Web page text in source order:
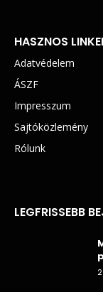
HASZNOS
Adatvédelem
ÁSZF
Impresszum
Sajtóközlemény
Rólunk
LEGFRISSEBB